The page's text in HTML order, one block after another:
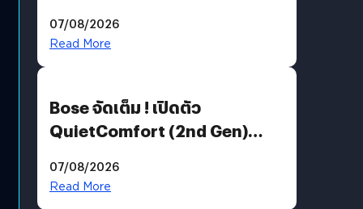
มีภาษาไทยด้วย
07/08/2026
Read More
Bose จัดเต็ม ! เปิดตัว
QuietComfort (2nd Gen)
07/08/2026
Read More